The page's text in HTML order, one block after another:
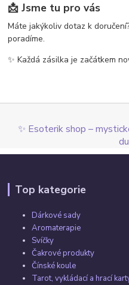
📩 Jsme tu pro vás
Máte jakýkoliv dotaz k
poradíme.
✨ Každá zásilka je začátkem
✨ Esoterik shop –
Top kategorie
Dárkové sady
Aromaterapie
Svíčky
Čakrové produkty
Čínské koule
Tarot, vykládací a hrací